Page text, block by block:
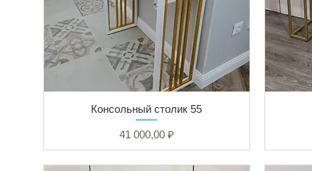
Консольный столик 55
Цена
41 000,00 ₽